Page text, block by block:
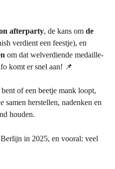
afterparty, de kans om de
verdient een feestje), en
om dat welverdiende medaille-
komt er snel aan! 📌
of een beetje mank loopt,
herstellen, nadenken en
houden.
in 2025, en vooral: veel